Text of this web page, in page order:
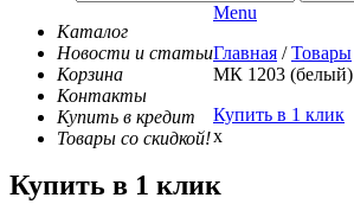
Каталог
Новости и статьи
Корзина
Контакты
Купить в кредит
Товары со скидкой!
Menu
Главная / Товары
МК 1203 (белый)
Купить в 1 клик
x
Купить в 1 клик